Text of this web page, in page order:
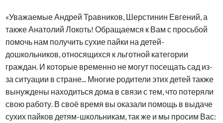
«Уважаемые Андрей Травников, Шерстинин Евгений, а
также Анатолий Локоть! Обращаемся к Вам с просьбой
помочь нам получить сухие пайки на детей-
дошкольников, относящихся к льготной категории
граждан. И которые временно не могут посещать сад из-
за ситуации в стране... Многие родители этих детей также
вынуждены находиться дома в связи с тем, что потеряли
свою работу. В своё время вы оказали помощь в выдаче
сухих пайков детям-школьникам, так же и мы просим Вас: